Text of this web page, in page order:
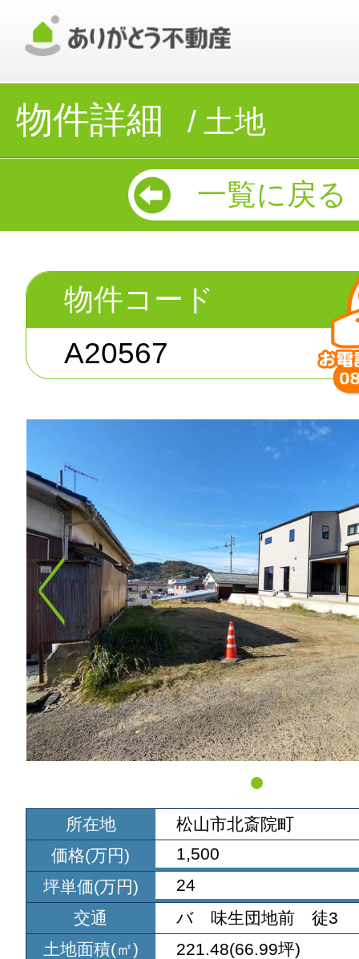
物件詳細 土地
一覧に戻る
物件コード
A20567
所在地
松山市北斎院町
価格(万円)
1,500
坪単価(万円)
24
交通
バ 味生団地前 徒3
土地面積(㎡)
221.48(66.99坪)